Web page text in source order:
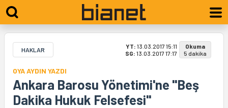
HAKLAR YT: 13.03.2017 15:11
SG: 13.03.2017 17:17
Okuma
5 dakika
OYA AYDIN YAZDI
Ankara Barosu Yönetimi'ne "Beş
Dakika Hukuk Felsefesi"